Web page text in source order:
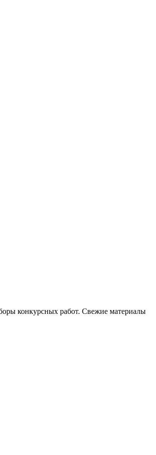
конкурсных работ. Свежие материалы